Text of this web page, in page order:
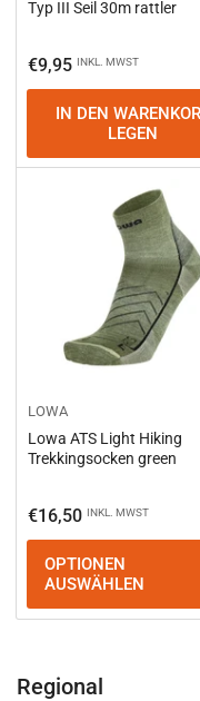
Typ III Seil 30m rattler
Normaler
Preis
€9,95 INKL. MWST
IN DEN
LEGEN
LOWA
Lowa ATS Light Hiking
Trekkingsocken green
Normaler
Preis
€16,50 INKL. MWST
OPTIONEN
AUSWÄHLEN
Regional